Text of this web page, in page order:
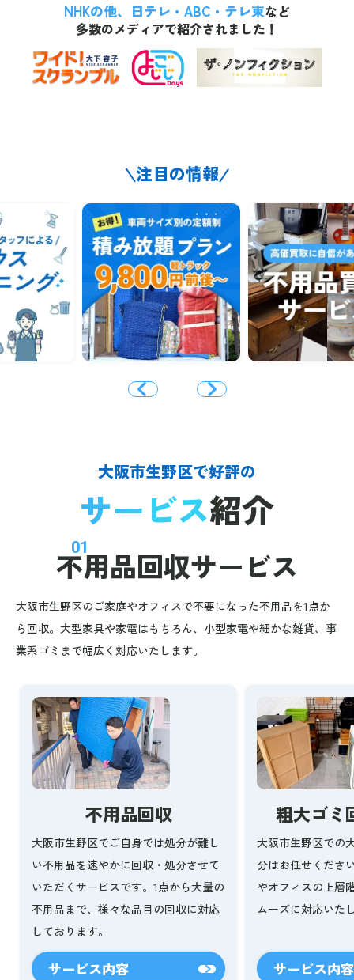
積りにお伺い。明確な料金体系で、お見積り後の追加料金はござ
いませんので、お気軽にお問い合わせください。
NHKの他、日テレ・ABC・テレ東など
多数のメディアで紹介されました！
注目の情報
大阪市生野区で好評の
サービス紹介
01
不用品回収サービス
大阪市生野区のご家庭やオフィスで不要になった不用品を1点か
ら回収。大型家具や家電はもちろん、小型家電や細かな雑貨、事
業系ゴミまで幅広く対応いたします。
不用品回収
大阪市生野区でご自身では処分が難し
い不用品を速やかに回収・処分させて
いただくサービスです。1点から大量の
不用品まで、様々な品目の回収に対応
しております。
サービス内容
粗大ゴミ
大阪市生野区での
分はお任せくださ
やオフィスの上層
ムーズに対応いた
サービス内容